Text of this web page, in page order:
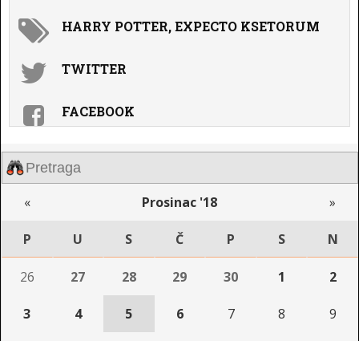
HARRY POTTER, EXPECTO KSETORUM
TWITTER
FACEBOOK
« Prosinac '18 »
P U S Č P S N
26 27 28 29 30 1 2
3 4 5 6 7 8 9